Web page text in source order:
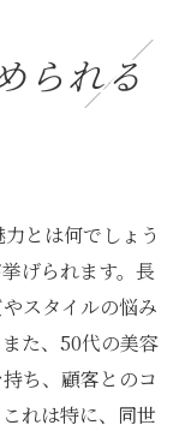
られる
とは何でしょう
げられます。長
スタイルの悩み
た、50代の美容
ち、顧客とのコ
れは特に、同世